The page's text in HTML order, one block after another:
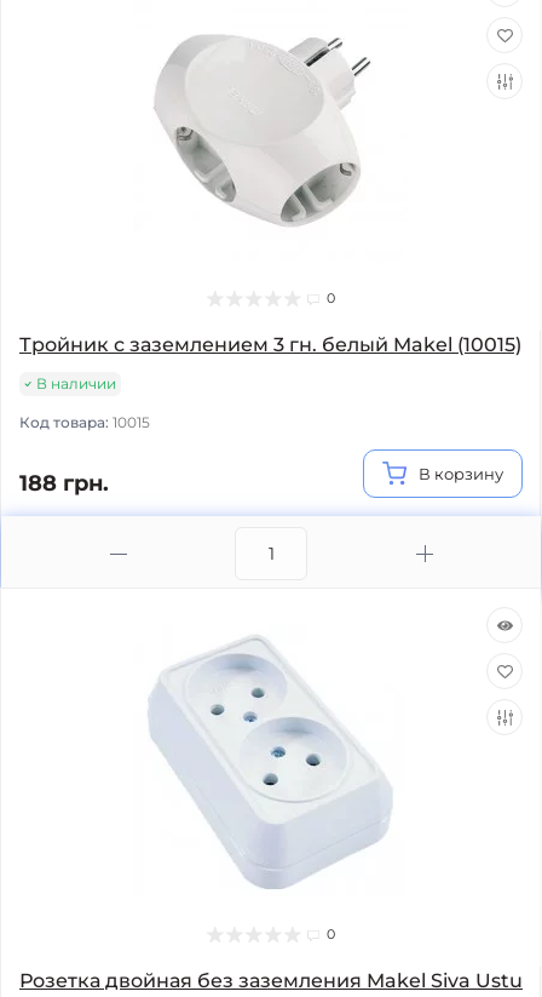
0
Тройник с заземлением 3 гн. белый Makel (10015)
В наличии
Код товара: 10015
188 грн. В корзину
0
Розетка двойная без заземления Makel Siva Ustu